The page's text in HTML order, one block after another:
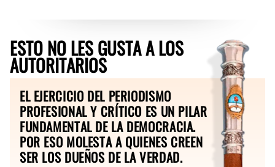
ESTO NO LES GUSTA A LOS
AUTORITARIOS
EL EJERCICIO DEL PERIODISMO
PROFESIONAL Y CRÍTICO ES UN PILAR
FUNDAMENTAL DE LA DEMOCRACIA.
POR ESO MOLESTA A QUIENES CREEN
SER LOS DUEÑOS DE LA VERDAD.